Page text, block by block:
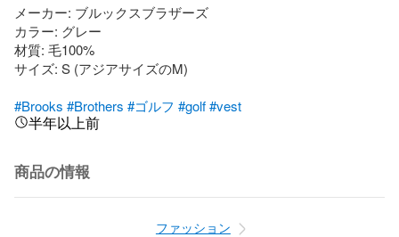
メーカー: ブルックスブラザーズ
カラー: グレー
材質: 毛100%
サイズ: S (アジアサイズのM)
#Brooks #Brothers #ゴルフ #golf#vest
半年以上前
商品の情報
ファッション